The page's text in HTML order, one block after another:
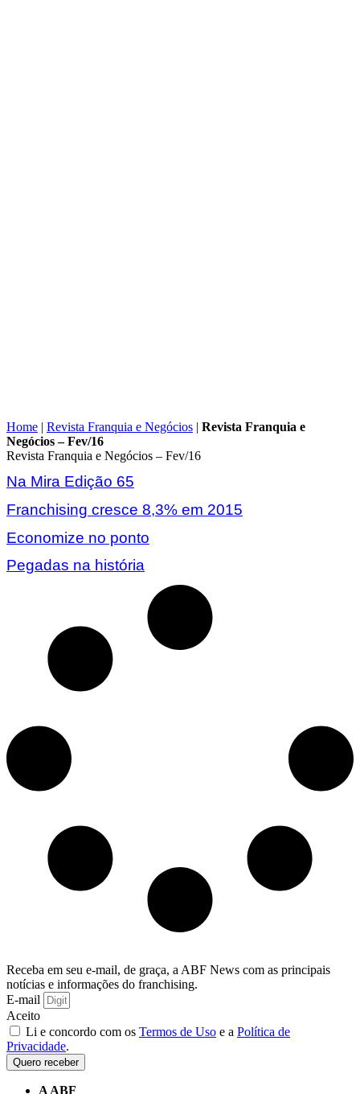
Home | Revista Franquia e Negócios | Revista Franquia e
Negócios – Fev/16
Revista Franquia e Negócios – Fev/16
Na Mira Edição 65
Franchising cresce 8,3% em 2015
Economize no ponto
Pegadas na história
Receba em seu e-mail, de graça, a ABF News com as principais
notícias e informações do franchising.
E-mail
Aceito
Li e concordo com os Termos de Uso e a Política de
Privacidade.
Quero receber
A ABF